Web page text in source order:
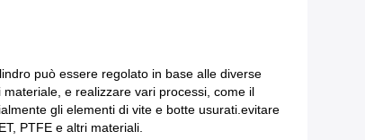
può essere regolato in base alle diverse
e realizzare vari processi, come il
gli elementi di vite e botte usurati.evitare
PTFE e altri materiali.